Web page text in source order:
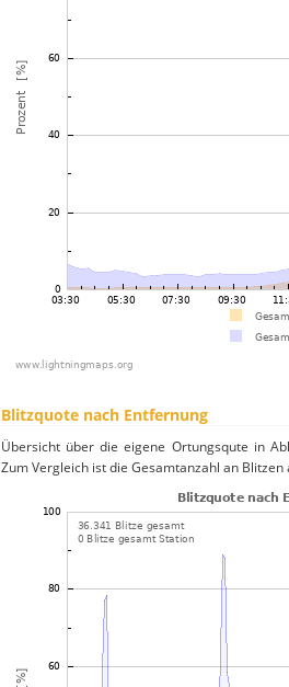
Blitzquote nach Entfernung
Übersicht über die eigene Ortungsqute in
Zum Vergleich ist die Gesamtanzahl an